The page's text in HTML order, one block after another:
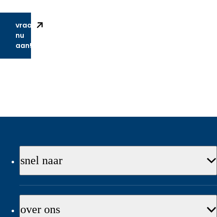
Vraag
nu
aan!
snel naar
over ons